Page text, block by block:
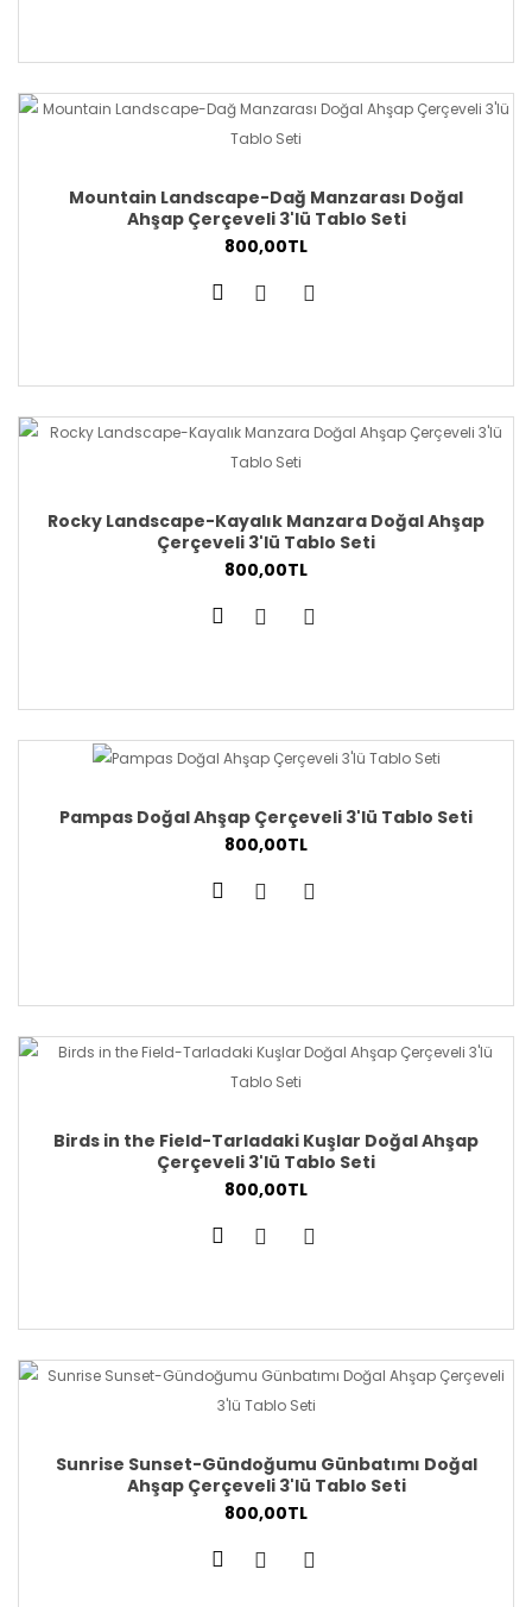
Mountain Landscape-Dağ Manzarası Doğal
Ahşap Çerçeveli 3'lü Tablo Seti
800,00TL
Rocky Landscape-Kayalık Manzara Doğal Ahşap
Çerçeveli 3'lü Tablo Seti
800,00TL
Pampas Doğal Ahşap Çerçeveli 3'lü Tablo Seti
800,00TL
Birds in the Field-Tarladaki Kuşlar Doğal Ahşap
Çerçeveli 3'lü Tablo Seti
800,00TL
Sunrise Sunset-Gündoğumu Günbatımı Doğal
Ahşap Çerçeveli 3'lü Tablo Seti
800,00TL